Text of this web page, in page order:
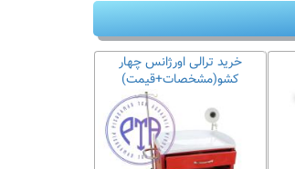
خرید ترالی اورژانس چهار
کشو(مشخصات+قیمت)